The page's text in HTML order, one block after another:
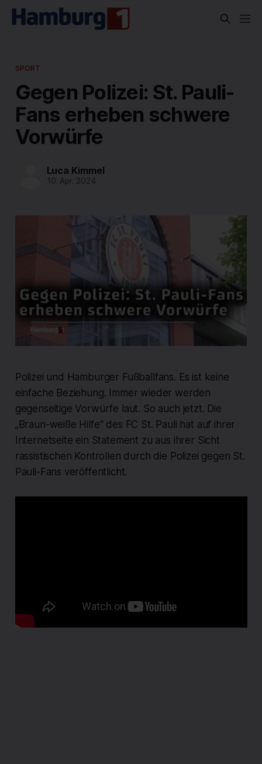
SPORT
Gegen Polizei: St. Pauli-
Fans erheben schwere
Vorwürfe
Luca Kimmel
10. Apr. 2024
Polizei und Hamburger Fußballfans. Es ist keine
einfache Beziehung. Immer wieder werden
gegenseitige Vorwürfe laut. So auch jetzt. Die
„Braun-weiße Hilfe“ des FC St. Pauli hat auf ihrer
Internetseite ein Statement zu aus ihrer Sicht
rassistischen Kontrollen durch die Polizei gegen St.
Pauli-Fans veröffentlicht.